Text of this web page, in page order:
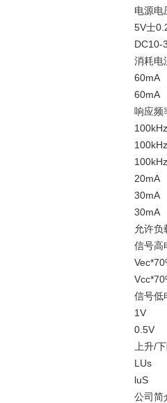
电源电
5V士
DC10-
消耗电
60mA
60mA
响应频
100kHz
100kHz
100kHz
20mA
30mA
30mA
允许负
信号高
信号低
1V
0.5V
上升/
LUs
luS
公司简